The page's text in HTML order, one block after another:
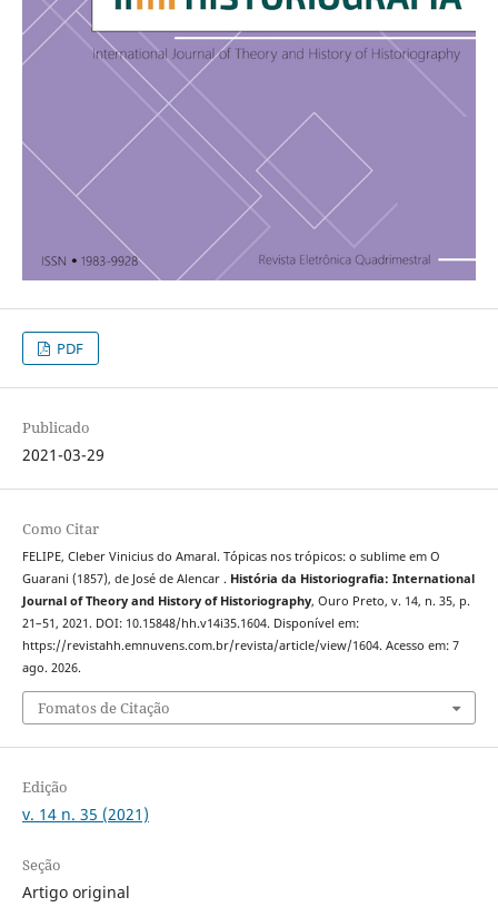
PDF
Publicado
2021-03-29
Como Citar
FELIPE, Cleber Vinicius do Amaral. Tópicas nos trópicos: o sublime em O
Guarani (1857), de José de Alencar . História da Historiografia: International
Journal of Theory and History of Historiography, Ouro Preto, v. 14, n. 35, p.
21–51, 2021. DOI: 10.15848/hh.v14i35.1604. Disponível em:
https://revistahh.emnuvens.com.br/revista/article/view/1604. Acesso em: 7
ago. 2026.
Fomatos de Citação
Edição
v. 14 n. 35 (2021)
Seção
Artigo original